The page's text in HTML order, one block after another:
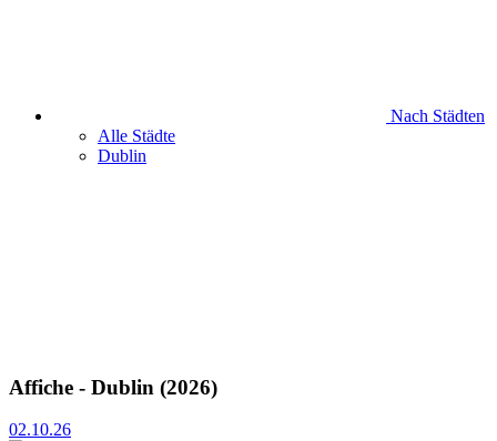
Nach Städten
Alle Städte
Dublin
Affiche - Dublin (2026)
02.10.26